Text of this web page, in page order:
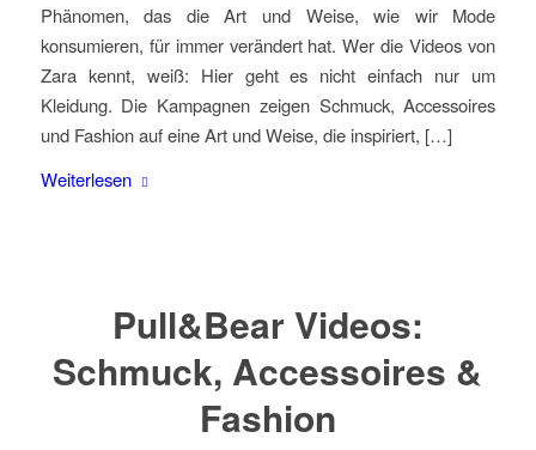
Phänomen, das die Art und Weise, wie wir Mode
konsumieren, für immer verändert hat. Wer die Videos von
Zara kennt, weiß: Hier geht es nicht einfach nur um
Kleidung. Die Kampagnen zeigen Schmuck, Accessoires
und Fashion auf eine Art und Weise, die inspiriert, […]
Weiterlesen
Pull&Bear Videos:
Schmuck, Accessoires &
Fashion